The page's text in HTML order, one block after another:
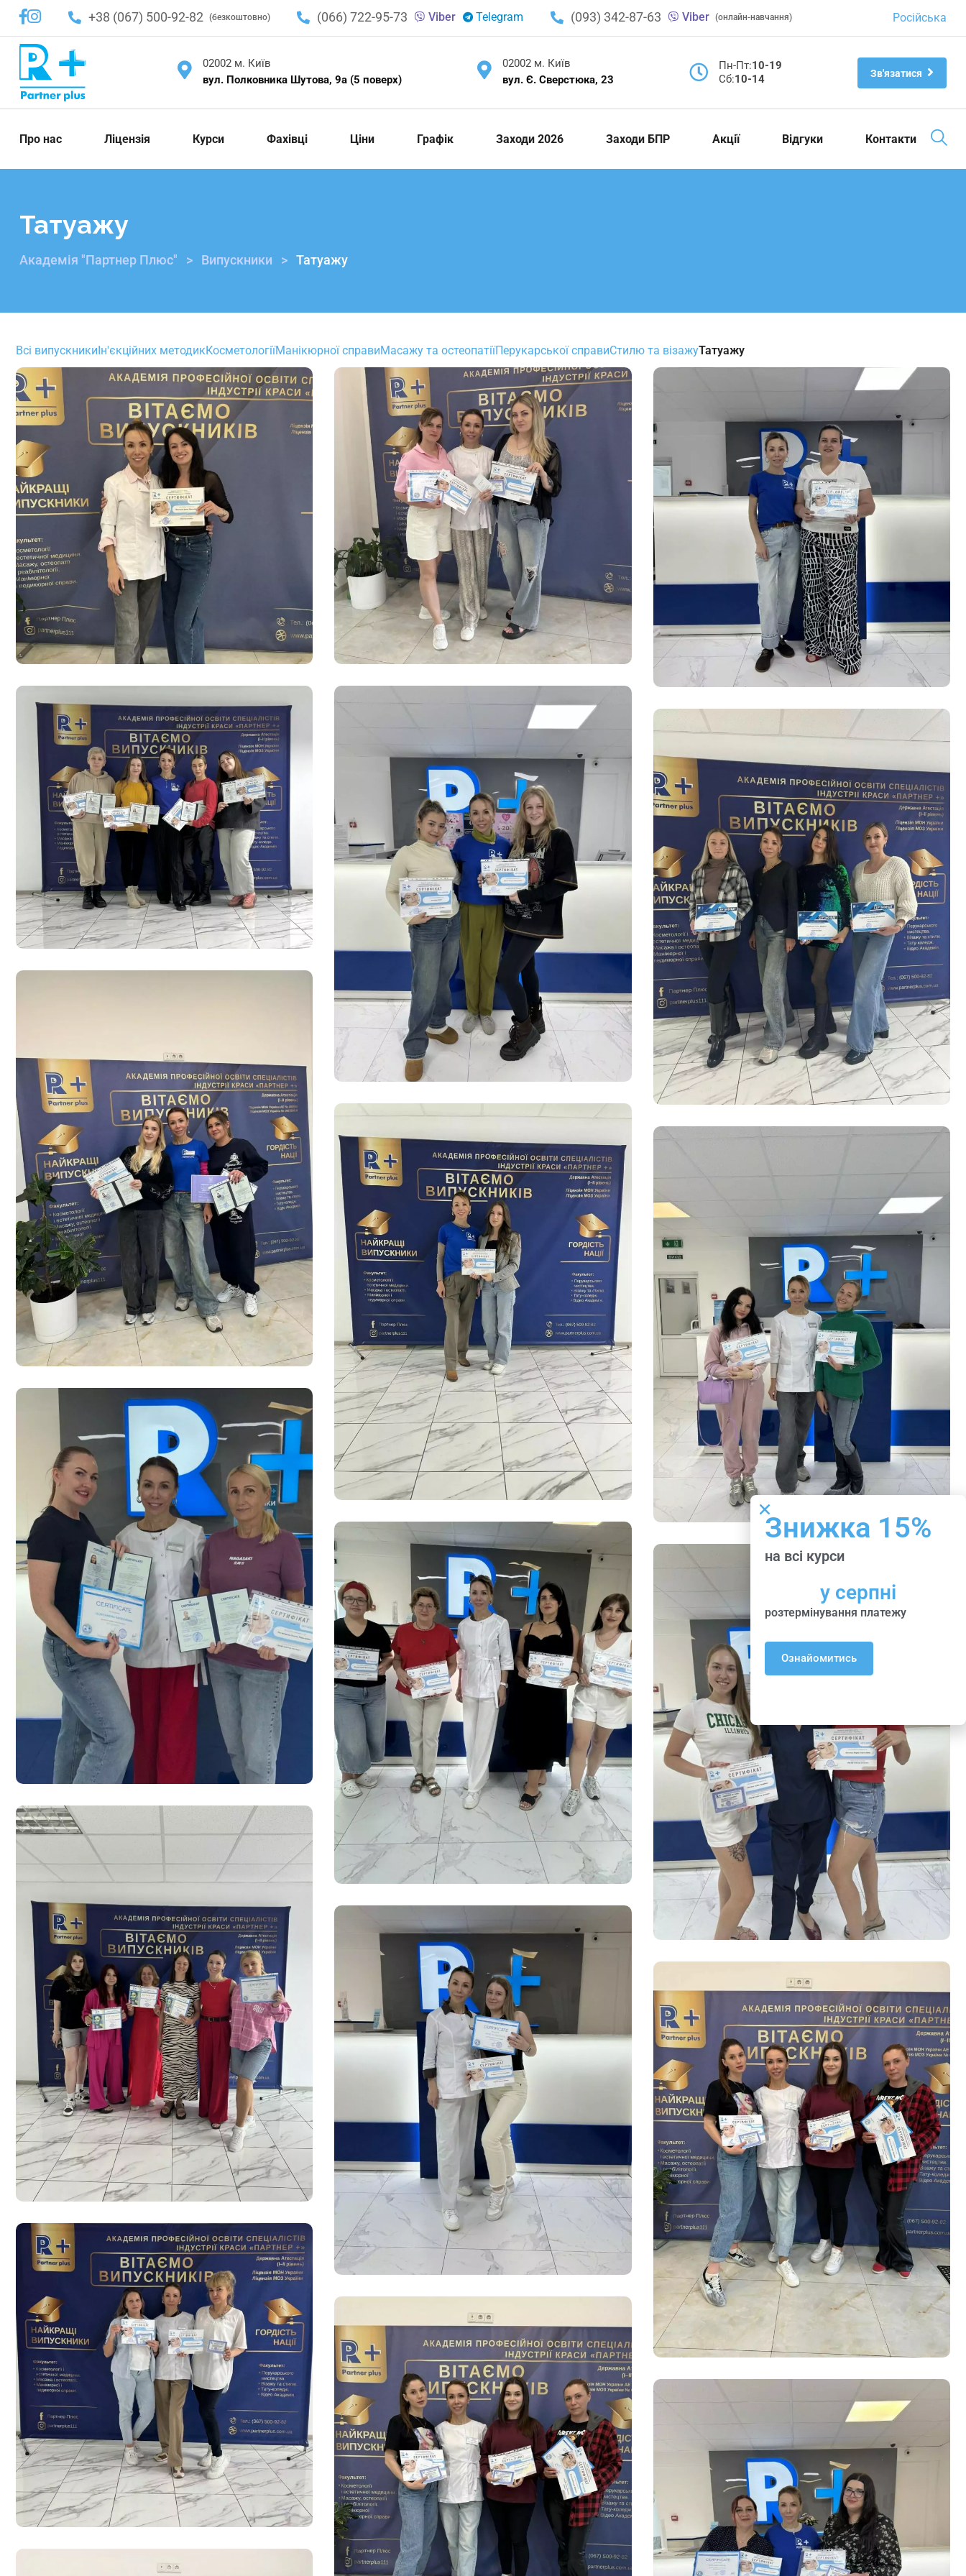
+38 (067) 500-92-82 (безкоштовно) (066) 722-95-73 Viber Telegram (093) 342-87-63 Viber (онлайн-навчання) Російська
02002 м. Київ
вул. Полковника Шутова, 9а (5 поверх)
02002 м. Київ
вул. Є. Сверстюка, 23
Пн-Пт:10-19
Cб:10-14 Зв'язатися
Про нас Ліцензія Курси Фахівці Ціни Графік Заходи 2026 Заходи БПР Акції Відгуки Контакти
Татуажу
Академія "Партнер Плюс" > Випускники > Татуажу
Всі випускникиІн'єкційних методикКосметологіїМанікюрної справиМасажу та остеопатіїПерукарської справиСтилю та візажуТатуажу
Знижка 15%
на всі курси
у серпні
розтермінування платежу
Ознайомитись